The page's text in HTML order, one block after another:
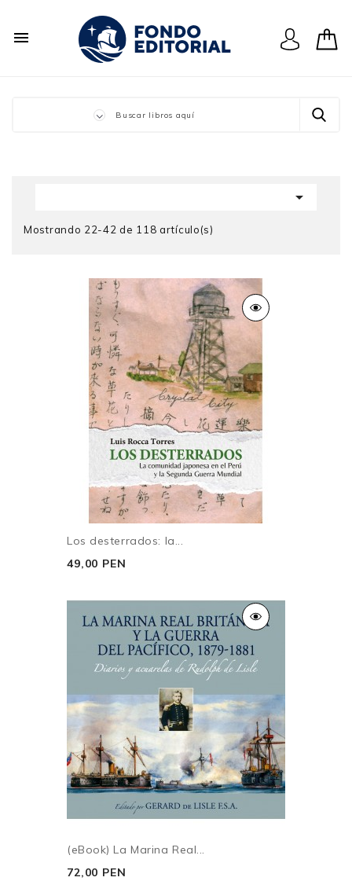


Mostrando 22-42 de 118 artículo(s)
Los desterrados: la...
49,00 PEN
(eBook) La Marina Real...
72,00 PEN